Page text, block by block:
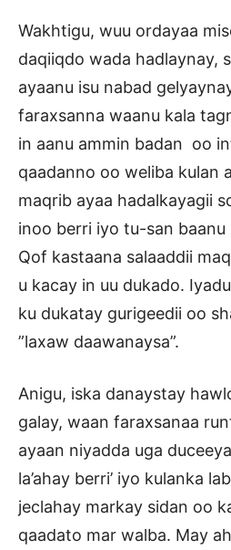
Wakhtigu, wuu ordayaa
daqiiqdo wada hadlaynay,
ayaanu isu nabad
faraxsanna waanu kala
in aanu ammin badan oo
qaadanno oo weliba kulan
maqrib ayaa hadalkayagii
inoo berri iyo tu-san baanu
Qof kastaana salaaddii
u kacay in uu dukado.
ku dukatay gurigeedii oo
”laxaw daawanaysa”.
Anigu, iska danaystay
galay, waan faraxsanaa
ayaan niyadda uga
la’ahay berri’ iyo kulanka
jeclahay markay sidan oo
qaadato mar walba. May